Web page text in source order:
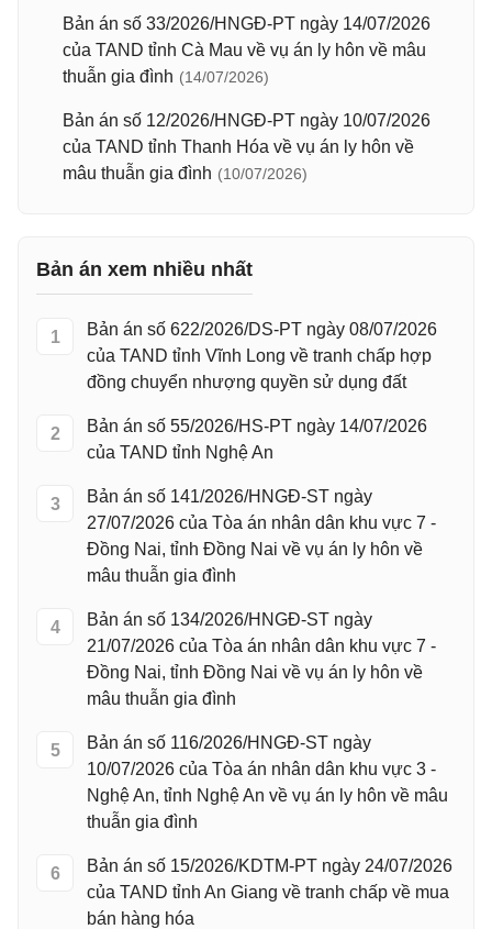
Bản án số 33/2026/HNGĐ-PT ngày 14/07/2026
của TAND tỉnh Cà Mau về vụ án ly hôn về mâu
thuẫn gia đình (14/07/2026)
Bản án số 12/2026/HNGĐ-PT ngày 10/07/2026
của TAND tỉnh Thanh Hóa về vụ án ly hôn về
mâu thuẫn gia đình (10/07/2026)
Bản án xem nhiều nhất
1
Bản án số 622/2026/DS-PT ngày 08/07/2026
của TAND tỉnh Vĩnh Long về tranh chấp hợp
đồng chuyển nhượng quyền sử dụng đất
2
Bản án số 55/2026/HS-PT ngày 14/07/2026
của TAND tỉnh Nghệ An
3
Bản án số 141/2026/HNGĐ-ST ngày
27/07/2026 của Tòa án nhân dân khu vực 7 -
Đồng Nai, tỉnh Đồng Nai về vụ án ly hôn về
mâu thuẫn gia đình
4
Bản án số 134/2026/HNGĐ-ST ngày
21/07/2026 của Tòa án nhân dân khu vực 7 -
Đồng Nai, tỉnh Đồng Nai về vụ án ly hôn về
mâu thuẫn gia đình
5
Bản án số 116/2026/HNGĐ-ST ngày
10/07/2026 của Tòa án nhân dân khu vực 3 -
Nghệ An, tỉnh Nghệ An về vụ án ly hôn về mâu
thuẫn gia đình
6
Bản án số 15/2026/KDTM-PT ngày 24/07/2026
của TAND tỉnh An Giang về tranh chấp về mua
bán hàng hóa